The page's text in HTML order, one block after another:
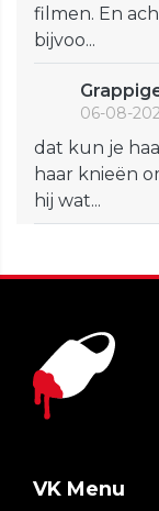
filmen. En
bijvoo...
06-08-
dat kun je
haar knieën
hij wat...
VK Menu